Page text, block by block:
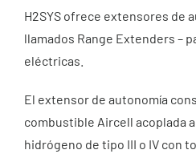
H2SYS ofrece extensores de
llamados Range Extenders –
eléctricas.
El extensor de autonomía
combustible Aircell acoplada
hidrógeno de tipo III o IV con